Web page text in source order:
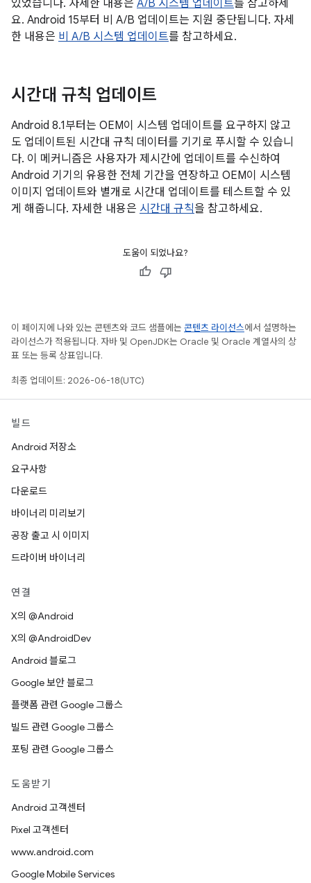
있었습니다. 자세한 내용은 A/B 시스템 업데이트를 참고하세
요. Android 15부터 비 A/B 업데이트는 지원 중단됩니다. 자세
한 내용은 비 A/B 시스템 업데이트를 참고하세요.
시간대 규칙 업데이트
Android 8.1부터는 OEM이 시스템 업데이트를 요구하지 않고
도 업데이트된 시간대 규칙 데이터를 기기로 푸시할 수 있습니
다. 이 메커니즘은 사용자가 제시간에 업데이트를 수신하여
Android 기기의 유용한 전체 기간을 연장하고 OEM이 시스템
이미지 업데이트와 별개로 시간대 업데이트를 테스트할 수 있
게 해줍니다. 자세한 내용은 시간대 규칙을 참고하세요.
도움이 되었나요?
이 페이지에 나와 있는 콘텐츠와 코드 샘플에는 콘텐츠 라이선스에서 설명하는
라이선스가 적용됩니다. 자바 및 OpenJDK는 Oracle 및 Oracle 계열사의 상
표 또는 등록 상표입니다.
최종 업데이트: 2026-06-18(UTC)
빌드
Android 저장소
요구사항
다운로드
바이너리 미리보기
공장 출고 시 이미지
드라이버 바이너리
연결
X의 @Android
X의 @AndroidDev
Android 블로그
Google 보안 블로그
플랫폼 관련 Google 그룹스
빌드 관련 Google 그룹스
포팅 관련 Google 그룹스
도움받기
Android 고객센터
Pixel 고객센터
www.android.com
Google Mobile Services